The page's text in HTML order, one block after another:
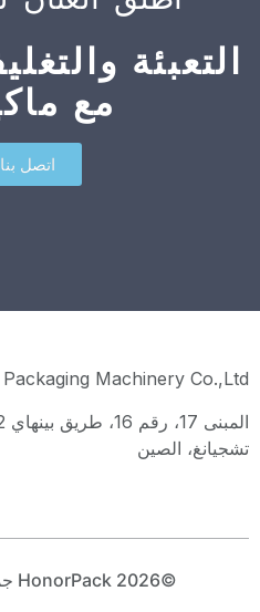
التعبئة
مع
اتصل
Machinery Co.,Ltd.
تشجيانغ، الصين
©2026 HonorPack جميع الحقوق محفوظة.